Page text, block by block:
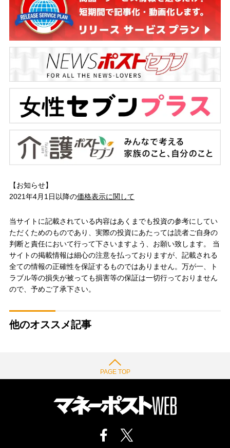
【お知らせ】
2021年4月1日以降の価格表示に関して
当サイトに記載されている内容はあくまでも投資の参考にしてい
ただくためのものであり、実際の投資にあたっては読者ご自身の
判断と責任において行って下さいますよう、お願い致します。 当
サイトの掲載情報は細心の注意を払っておりますが、記載される
全ての情報の正確性を保証するものではありません。万が一、ト
ラブル等の損失が被っても損害等の保証は一切行っておりません
ので、予めご了承下さい。
他のオススメ記事
PAGE TOP